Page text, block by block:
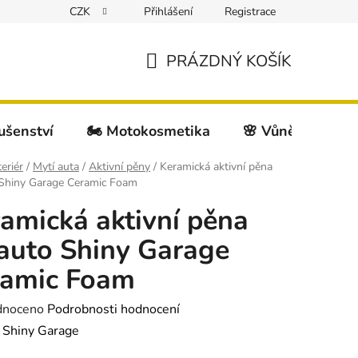
CZK Přihlášení Registrace
PRÁZDNÝ KOŠÍK
🏍️ Motokosmetika 🌸 Vůně do auta
/ Mytí auta / Aktivní pěny / Keramická aktivní pěna
Garage Ceramic Foam
aktivní pěna
Shiny Garage
Foam
Podrobnosti hodnocení
Shiny Garage